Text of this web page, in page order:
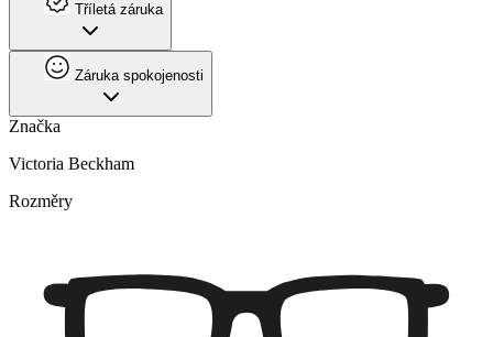
Tříletá záruka
Záruka spokojenosti
Značka
Victoria Beckham
Rozměry